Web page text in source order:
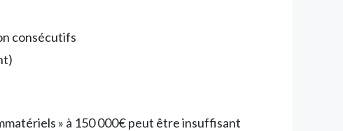
consécutifs
» à 150 000€ peut être insuffisant